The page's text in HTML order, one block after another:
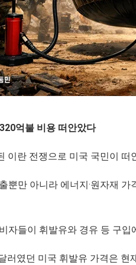
억불 비용 떠안았다
이란 전쟁으로 미국 국민이
뿐만 아니라 에너지·원자재
자들이 휘발유와 경유 등 구
러였던 미국 휘발유 가격은 현